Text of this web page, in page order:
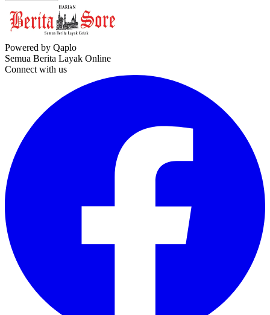
Powered by Qaplo
Semua Berita Layak Online
Connect with us